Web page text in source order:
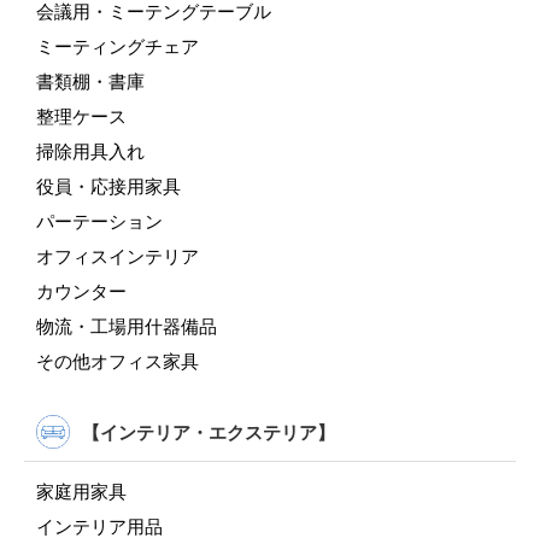
会議用・ミーテングテーブル
ミーティングチェア
書類棚・書庫
整理ケース
掃除用具入れ
役員・応接用家具
パーテーション
オフィスインテリア
カウンター
物流・工場用什器備品
その他オフィス家具
【インテリア・エクステリア】
家庭用家具
インテリア用品